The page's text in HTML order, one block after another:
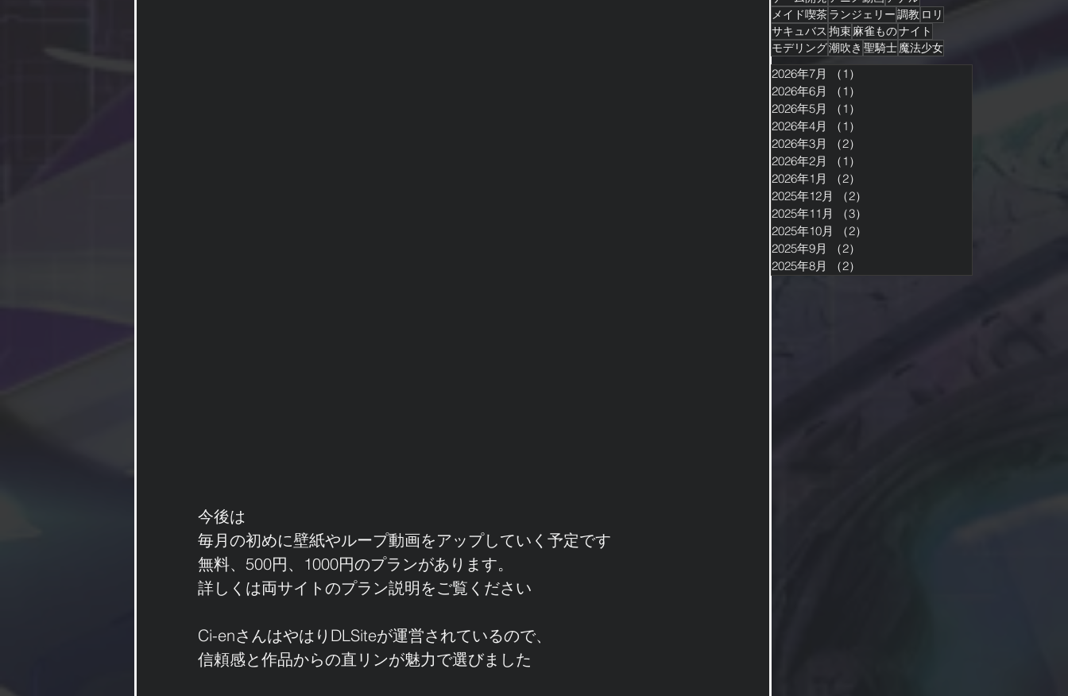
今後は
毎月の初めに壁紙やループ動画をアップしていく予定です
無料、500円、1000円のプランがあります。
詳しくは両サイトのプラン説明をご覧ください
Ci-enさんはやはりDLSiteが運営されているので、
信頼感と作品からの直リンが魅力で選びました
メイド喫茶ランジェリー調教 ロリ
サキュバス 拘束麻雀ものナイト
モデリング潮吹き 聖騎士魔法少女
2026年7月 （1）
2026年6月
（1）
2026年5月
（1）
2026年4月
（1）
2026年3月
（2）
2026年2月
（1）
2026年1月
（2）
2025年12月
（2）
2025年11月
（3）
2025年10月
（2）
2025年9月
（2）
2025年8月
（2）